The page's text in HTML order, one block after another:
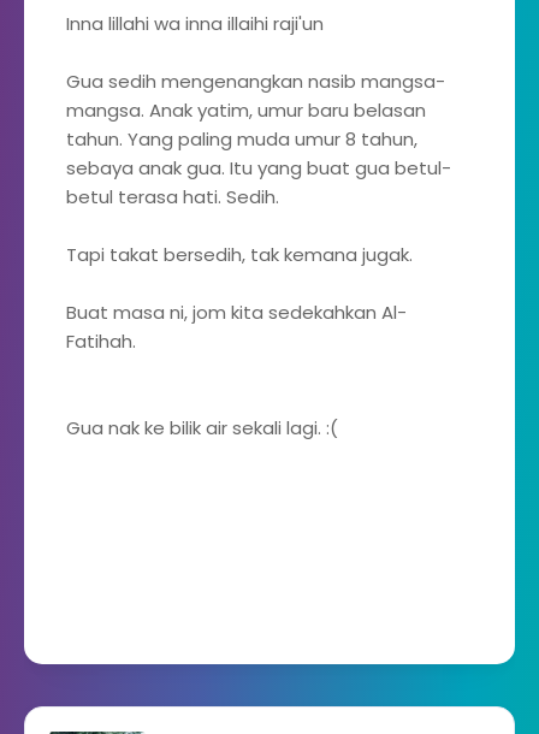
Inna lillahi wa inna illaihi raji'un
Gua sedih mengenangkan nasib mangsa-
mangsa. Anak yatim, umur baru belasan
tahun. Yang paling muda umur 8 tahun,
sebaya anak gua. Itu yang buat gua betul-
betul terasa hati. Sedih.
Tapi takat bersedih, tak kemana jugak.
Buat masa ni, jom kita sedekahkan Al-
Fatihah.
Gua nak ke bilik air sekali lagi. :(